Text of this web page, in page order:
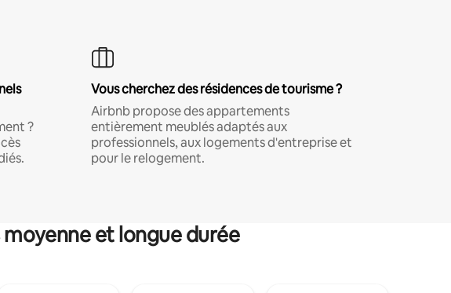
?
Vous cherchez des résidences de tourisme ?
Airbnb propose des appartements
entièrement meublés adaptés aux
professionnels, aux logements d'entreprise et
pour le relogement.
et longue durée